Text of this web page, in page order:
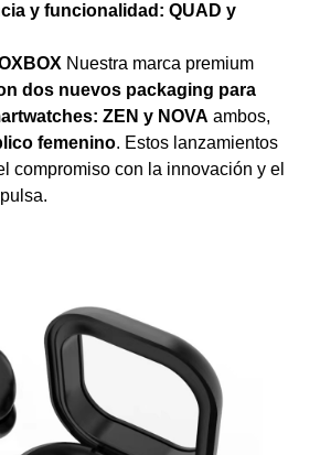
y funcionalidad: QUAD y
Nuestra marca premium
dos nuevos packaging para
ZEN y NOVA ambos,
femenino. Estos lanzamientos
compromiso con la innovación y el